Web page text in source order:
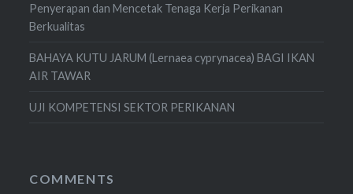
Penyerapan dan Mencetak Tenaga Kerja Perikanan
Berkualitas
BAHAYA KUTU JARUM (Lernaea cyprynacea) BAGI IKAN
AIR TAWAR
UJI KOMPETENSI SEKTOR PERIKANAN
COMMENTS